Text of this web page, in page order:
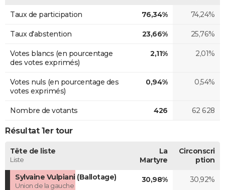
Taux de participation 76,34% 74,24%
Taux d'abstention 23,66% 25,76%
Votes blancs (en pourcentage
des votes exprimés)
2,11% 2,01%
Votes nuls (en pourcentage des
votes exprimés)
0,94% 0,54%
Nombre de votants 426 62 628
Résultat 1er tour
Tête de liste
Liste
La
Martyre
Circonscri
ption
Sylvaine Vulpiani (Ballotage)
Union de la gauche
30,98% 30,92%